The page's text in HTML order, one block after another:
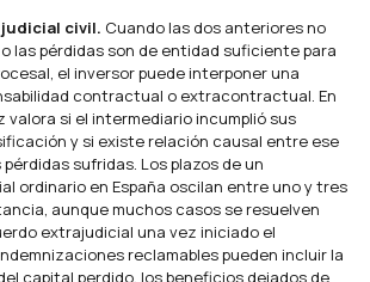
judicial civil. Cuando las dos anteriores no
las pérdidas son de entidad suficiente para
el inversor puede interponer una
contractual o extracontractual. En
valora si el intermediario incumplió sus
y si existe relación causal entre ese
sufridas. Los plazos de un
ordinario en España oscilan entre uno y tres
aunque muchos casos se resuelven
extrajudicial una vez iniciado el
reclamables pueden incluir la
capital perdido, los beneficios dejados de